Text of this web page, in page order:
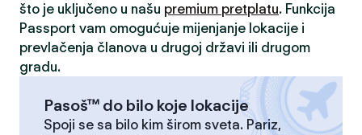
što je uključeno u našu premium pretplatu. Funkcija
Passport vam omogućuje mijenjanje lokacije i
prevlačenja članova u drugoj državi ili drugom
gradu.
Pasoš™ do bilo koje lokacije
Spoji se sa bilo kim širom sveta. Pariz,